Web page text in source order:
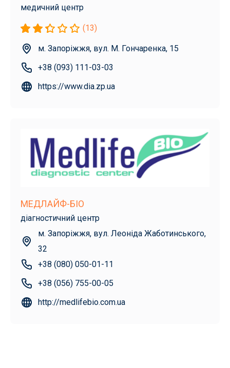
медичний центр
(13)
м. Запоріжжя, вул. М. Гончаренка, 15
+38 (093) 111-03-03
https://www.dia.zp.ua
МЕДЛАЙФ-БІО
діагностичний центр
м. Запоріжжя, вул. Леоніда Жаботинського,
32
+38 (080) 050-01-11
+38 (056) 755-00-05
http://medlifebio.com.ua